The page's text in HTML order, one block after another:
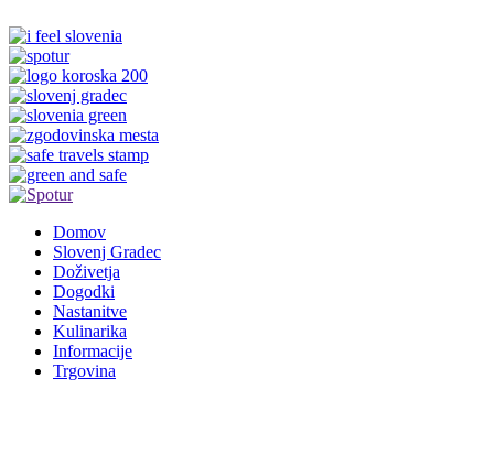
Domov
Slovenj Gradec
Doživetja
Dogodki
Nastanitve
Kulinarika
Informacije
Trgovina